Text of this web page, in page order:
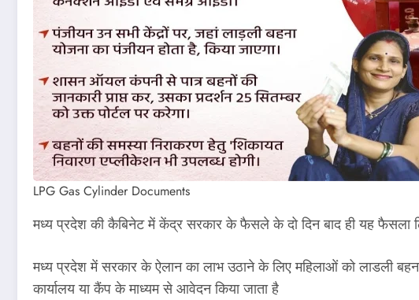
LPG Gas Cylinder Documents
मध्य प्रदेश की कैबिनेट में केंद्र सरकार के फैसले के दो दिन बाद ही यह फैसला
मध्य प्रदेश में सरकार के ऐलान का लाभ उठाने के लिए महिलाओं को लाडली
कार्यालय या कैंप के माध्यम से आवेदन किया जाता है